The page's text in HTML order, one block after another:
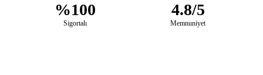
%100
Sigortalı
4.8/5
Memnuniyet